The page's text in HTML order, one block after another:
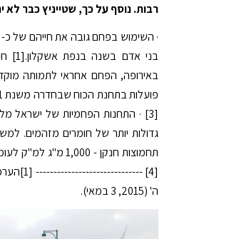
רבות. נוסף על כך, שטייניץ כבר
בני
[3] · התחנות הפחמיות של ישראל
[4]
ה' (2015, 3 במאי).